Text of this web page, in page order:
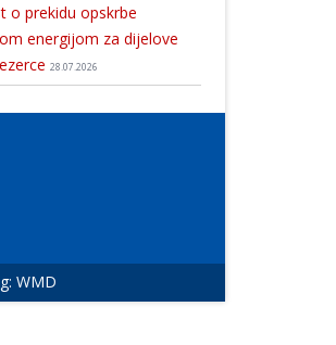
o prekidu opskrbe
energijom za dijelove
28.07.2026
WMD